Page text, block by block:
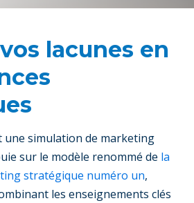
lacunes en
simulation de marketing
sur le modèle renommé de la
stratégique numéro un,
les enseignements clés